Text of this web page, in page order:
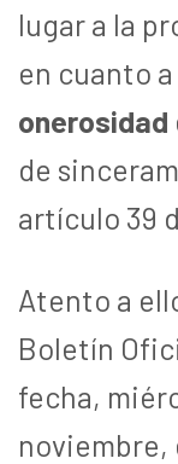
lugar a la
en cuanto
onerosidad
de
artículo 39
Atento a
Boletín
fecha,
noviembre,